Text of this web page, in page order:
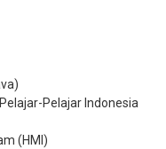
Pelajar Indonesia
(HMI)